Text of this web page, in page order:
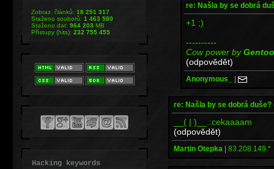
re: Našla by se dobrá
+1 ;)
----------
Cow power byGentoo
(odpovědět)
Anonymous_ |
re: Našla by se dobrá
__( | )__.:cekaaaam
(odpovědět)
Martin Otepka | 83.208.149.*
Zobraz. článků:18 251 317
Staženo souborů:1 463 580
Staženo dat:964 203MB
Přístupy (hits):232 755 455
Hacking keywords